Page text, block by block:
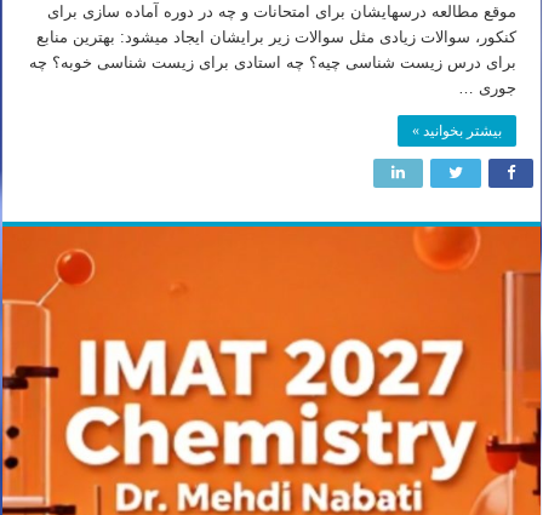
موقع مطالعه درسهایشان برای امتحانات و چه در دوره آماده سازی برای
کنکور، سوالات زیادی مثل سوالات زیر برایشان ایجاد میشود: بهترین منابع
برای درس زیست شناسی چیه؟ چه استادی برای زیست شناسی خوبه؟ چه
جوری …
بیشتر بخوانید »